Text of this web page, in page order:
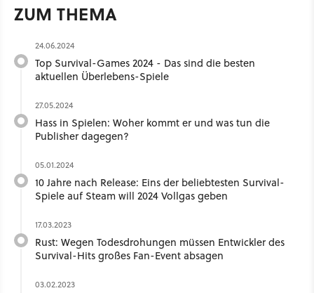
ZUM THEMA
24.06.2024
Top Survival-Games 2024 - Das sind die besten
aktuellen Überlebens-Spiele
27.05.2024
Hass in Spielen: Woher kommt er und was tun die
Publisher dagegen?
05.01.2024
10 Jahre nach Release: Eins der beliebtesten Survival-
Spiele auf Steam will 2024 Vollgas geben
17.03.2023
Rust: Wegen Todesdrohungen müssen Entwickler des
Survival-Hits großes Fan-Event absagen
03.02.2023